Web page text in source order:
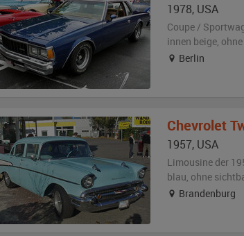
1978, USA
Coupe /
innen beige,
Berlin
Chevrolet
1957, USA
Limousine der
blau, ohne
Brandenburg